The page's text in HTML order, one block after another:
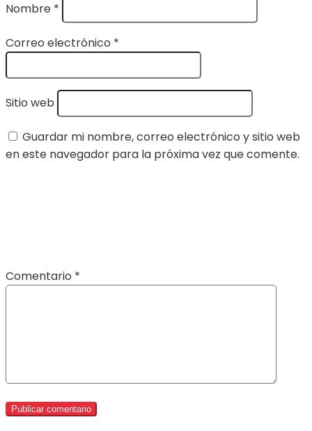
Nombre *
Correo electrónico *
Sitio web
Guardar mi nombre, correo electrónico y sitio web
en este navegador para la próxima vez que comente.
Comentario *